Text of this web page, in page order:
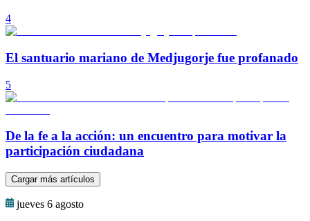
4
El santuario mariano de Medjugorje fue profanado
5
De la fe a la acción: un encuentro para motivar la
participación ciudadana
Cargar más artículos
jueves 6 agosto